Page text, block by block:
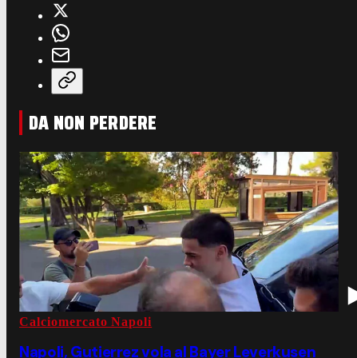
DA NON PERDERE
Calciomercato Napoli
Napoli, Gutierrez vola al Bayer Leverkusen